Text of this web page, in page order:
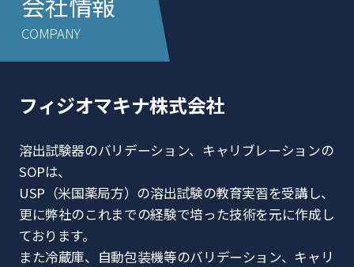
COMPANY
フィジオマキナ株式会社
溶出試験器のバリデーション、キャリブレーションの
SOPは、
USP（⽶国薬局⽅）の溶出試験の教育実習を受講し、
更に弊社のこれまでの経験で培った技術を元に作成し
ております。
また冷蔵庫、⾃動包装機等のバリデーション、キャリ